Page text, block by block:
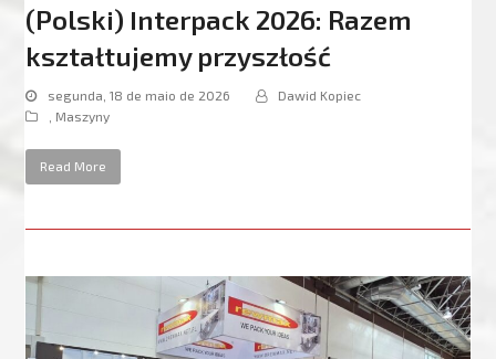
(Polski) Interpack 2026: Razem
kształtujemy przyszłość
segunda, 18 de maio de 2026
Dawid Kopiec
Maszyny
Read More